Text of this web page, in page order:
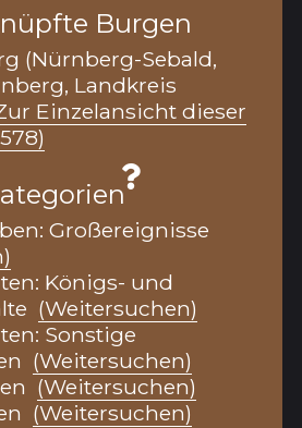
Burgen
(Nürnberg-Sebald,
Landkreis
Einzelansicht dieser
Großereignisse
Königs- und
(Weitersuchen)
Sonstige
(Weitersuchen)
(Weitersuchen)
(Weitersuchen)